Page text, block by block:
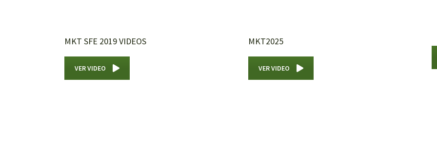
MKT SFE 2019 VIDEOS
VER VIDEO
MKT2025
VER VIDEO